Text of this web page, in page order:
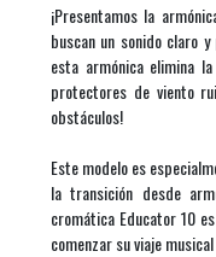
¡Presentamos la
buscan un sonido claro
esta armónica elimina
protectores de viento
obstáculos!
Este modelo es
la transición desde
cromática Educator 10
comenzar su viaje